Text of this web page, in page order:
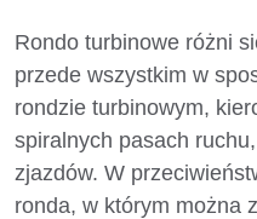
Rondo turbinowe różni
przede wszystkim w
rondzie turbinowym,
spiralnych pasach
zjazdów. W
ronda, w którym można